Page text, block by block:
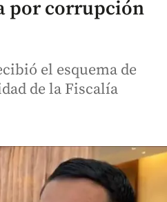
por corrupción
el esquema de
de la Fiscalía